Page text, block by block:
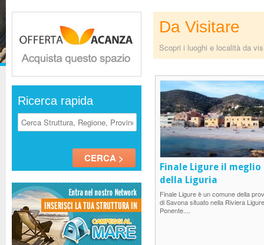
Ricerca rapida
Da Visitare
Scopri i luoghi e località da
Finale Ligure il meglio
della Liguria
Finale Ligure è un comune della
di Savona situato nella Riviera
Ponente....